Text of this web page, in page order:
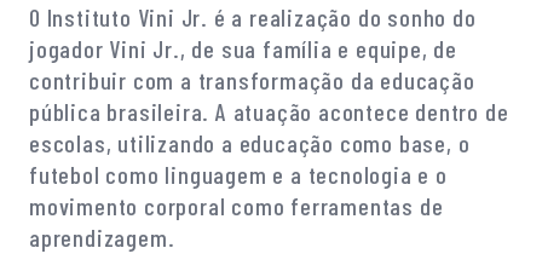
O Instituto Vini Jr. é a realização do sonho do
jogador Vini Jr., de sua família e equipe, de
contribuir com a transformação da educação
pública brasileira. A atuação acontece dentro de
escolas, utilizando a educação como base, o
futebol como linguagem e a tecnologia e o
movimento corporal como ferramentas de
aprendizagem.